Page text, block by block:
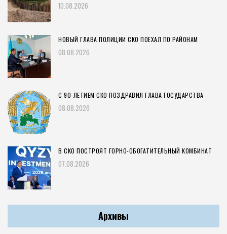
10.08.2026
НОВЫЙ ГЛАВА ПОЛИЦИИ СКО ПОЕХАЛ ПО РАЙОНАМ
08.08.2026
С 90-ЛЕТИЕМ СКО ПОЗДРАВИЛ ГЛАВА ГОСУДАРСТВА
08.08.2026
В СКО ПОСТРОЯТ ГОРНО-ОБОГАТИТЕЛЬНЫЙ КОМБИНАТ
07.08.2026
Архивы